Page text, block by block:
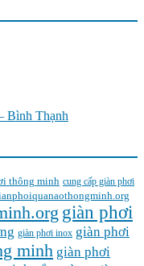
Bình Thạnh
thông minh cung cấp giàn phơi
giàn phơi
giàn phơi inox giàn phơi
minh giàn phơi